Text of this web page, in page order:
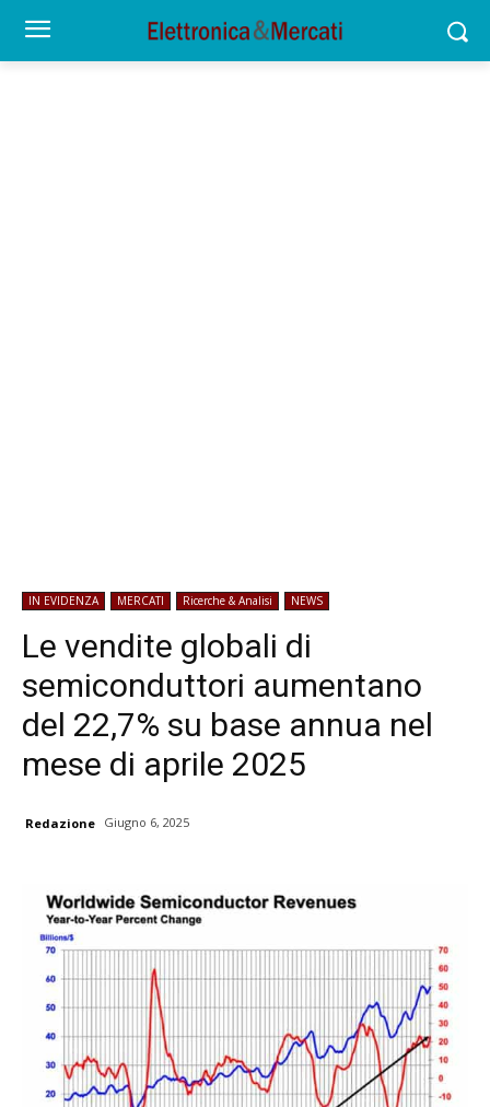
IN EVIDENZA MERCATI Ricerche & Analisi NEWS
Le vendite globali di
semiconduttori aumentano
del 22,7% su base annua nel
mese di aprile 2025
Redazione Giugno 6, 2025